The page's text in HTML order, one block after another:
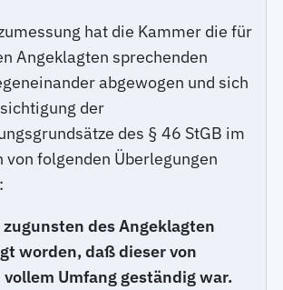
hat die Kammer die für
Angeklagten sprechenden
abgewogen und sich
der
des § 46 StGB im
folgenden Überlegungen
des Angeklagten
worden, daß dieser von
Umfang geständig war.